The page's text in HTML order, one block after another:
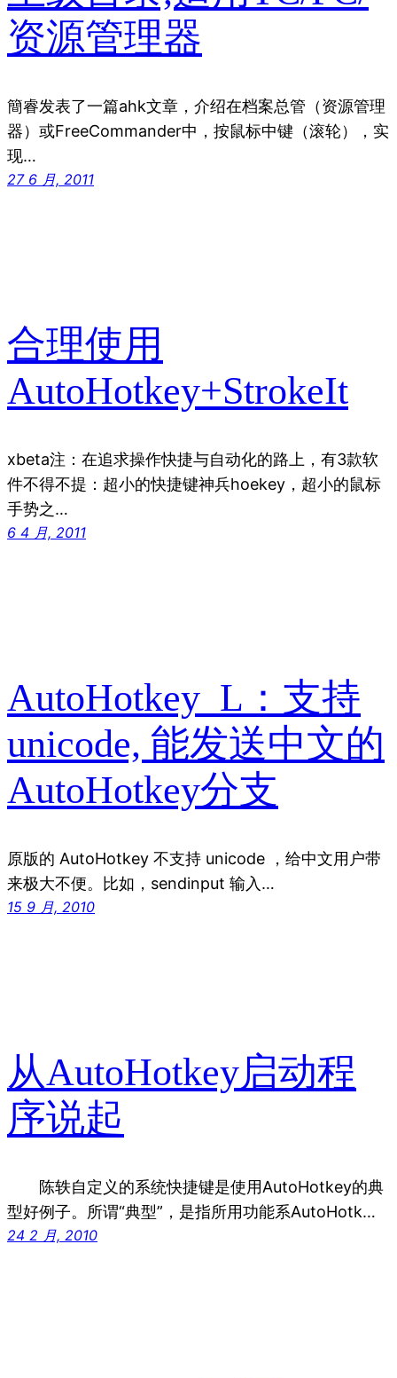
资源管理器
簡睿发表了一篇ahk文章，介绍在档案总管（资源管理
器）或FreeCommander中，按鼠标中键（滚轮），实
现…
27 6 月, 2011
合理使用
AutoHotkey+StrokeIt
xbeta注：在追求操作快捷与自动化的路上，有3款软
件不得不提：超小的快捷键神兵hoekey，超小的鼠标
手势之…
6 4 月, 2011
AutoHotkey_L：支持
unicode, 能发送中文的
AutoHotkey分支
原版的 AutoHotkey 不支持 unicode ，给中文用户带
来极大不便。比如，sendinput 输入…
15 9 月, 2010
从AutoHotkey启动程
序说起
陈轶自定义的系统快捷键是使用AutoHotkey的典
型好例子。所谓“典型”，是指所用功能系AutoHotk…
24 2 月, 2010